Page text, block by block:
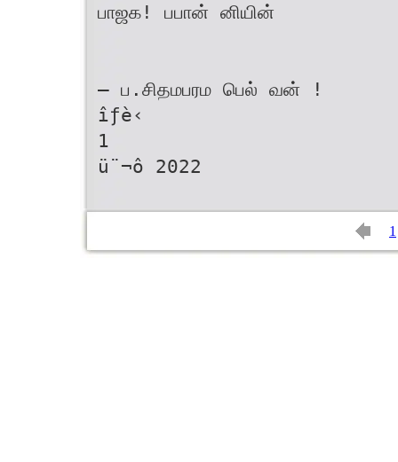
பாஜக! பபான் னியின்
– ப.சிதமபரம பெல் வன் !
îƒè‹
1
ü¨¬ô 2022
1